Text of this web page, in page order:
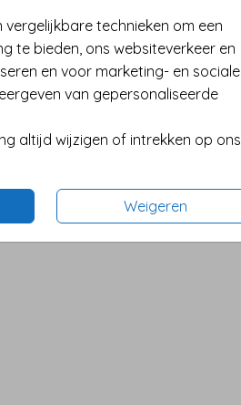
vergelijkbare technieken om een
te bieden, ons websiteverkeer en
en voor marketing- en sociale
van gepersonaliseerde
altijd wijzigen of intrekken op ons
Weigeren